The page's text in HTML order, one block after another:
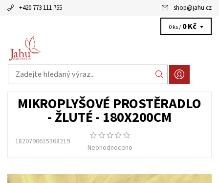
+420 773 111 755 shop@jahu.cz
0 ks / 0 Kč
MIKROPLYŠOVÉ PROSTĚRADLO
- ŽLUTÉ - 180X200CM
1820790615368219
Neohodnoceno